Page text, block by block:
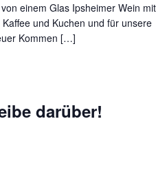
einem Glas Ipsheimer Wein mit
und Kuchen und für unsere
Kommen […]
darüber!